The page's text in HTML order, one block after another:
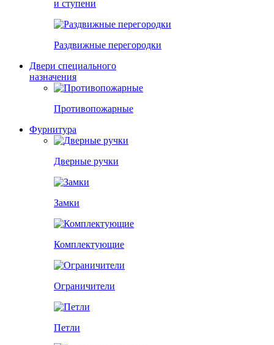
и ступени
Раздвижные перегородки
Двери специального
назначения
Противопожарные
Фурнитура
Дверные ручки
Замки
Комплектующие
Ограничители
Петли